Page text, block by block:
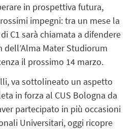
in prospettiva futura,
impegni: tra un mese la
C1 sarà chiamata a difendere
dell’Alma Mater Studiorum
il prossimo 14 marzo.
va sottolineato un aspetto
in forza al CUS Bologna da
partecipato in più occasioni
Universitari, oggi ricopre